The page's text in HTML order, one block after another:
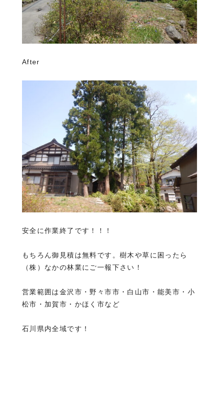
After
安全に作業終了です！！！
もちろん御見積は無料です。樹木や草に困ったら
（株）なかの林業にご一報下さい！
営業範囲は金沢市・野々市市・白山市・能美市・小
松市・加賀市・かほく市など
石川県内全域です！